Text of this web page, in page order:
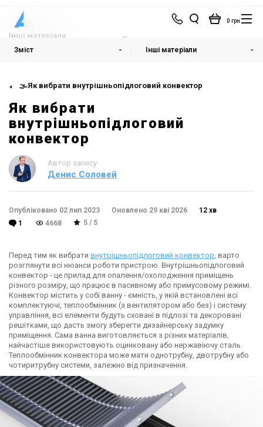
0 грн
Інші матеріали
Зміст Інші матеріали
🌫Як вибрати внутрішньопідлоговий конвектор
Як вибрати
внутрішньопідлоговий
конвектор
Автор запису
Денис Соловей
Опубліковано 02 лип 2023 Оновлено 29 кві 2026
12 хв
1
4668 5 / 5
Перед тим як вибрати внутрішньопідлоговий конвектор, варто
розглянути всі нюанси роботи пристрою. Внутрішньопідлоговий
конвектор - це прилад для опалення/охолодження приміщень
різного розміру, що працює в пасивному або примусовому режимі.
Конвектор містить у собі ванну - ємність, у якій встановлені всі
комплектуючі, теплообмінник (з вентилятором або без) і систему
управління, всі елементи будуть сховані в підлозі та декоровані
решітками, що дасть змогу зберегти дизайнерську задумку
приміщення. Сама ванна виготовляється з різних матеріалів,
найчастіше використовують оцинковану або нержавіючу сталь.
Теплообмінник конвектора може мати однотрубну, двотрубну або
чотиритрубну системи, залежно від призначення.